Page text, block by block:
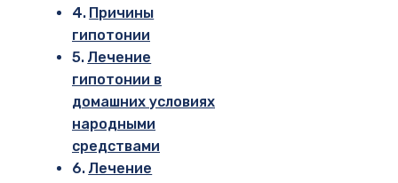
Причины
гипотонии
Лечение
гипотонии в
домашних условиях
народными
средствами
Лечение